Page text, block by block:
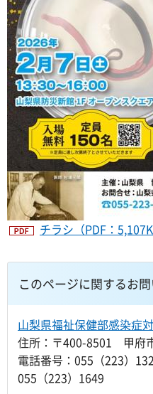
チラシ（PDF：
このページに関するお
山梨県福祉保健部感染症
住所：〒400-8501 甲府
電話番号：055（223）
055（223）1649